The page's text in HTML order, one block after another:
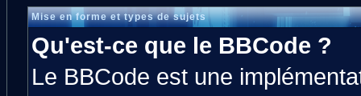
Mise en forme et types de sujets
Qu'est-ce que le BBCode ?
Le BBCode est une